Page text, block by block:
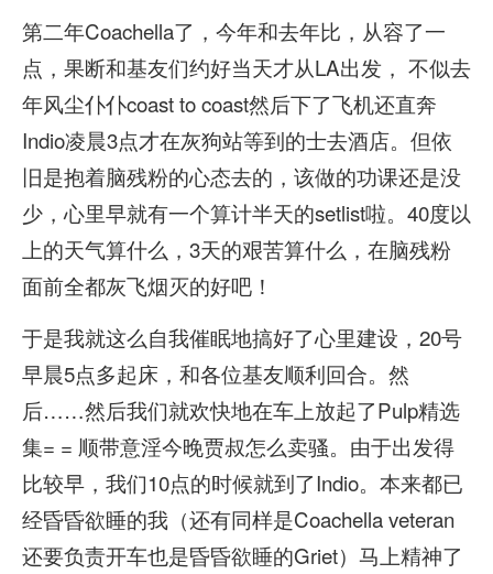
第二年Coachella了，今年和去年比，从容了一
点，果断和基友们约好当天才从LA出发， 不似去
年风尘仆仆coast to coast然后下了飞机还直奔
Indio凌晨3点才在灰狗站等到的士去酒店。但依
旧是抱着脑残粉的心态去的，该做的功课还是没
少，心里早就有一个算计半天的setlist啦。40度以
上的天气算什么，3天的艰苦算什么，在脑残粉
面前全都灰飞烟灭的好吧！
于是我就这么自我催眠地搞好了心里建设，20号
早晨5点多起床，和各位基友顺利回合。然
后……然后我们就欢快地在车上放起了Pulp精选
集= = 顺带意淫今晚贾叔怎么卖骚。由于出发得
比较早，我们10点的时候就到了Indio。本来都已
经昏昏欲睡的我（还有同样是Coachella veteran
还要负责开车也是昏昏欲睡的Griet）马上精神了